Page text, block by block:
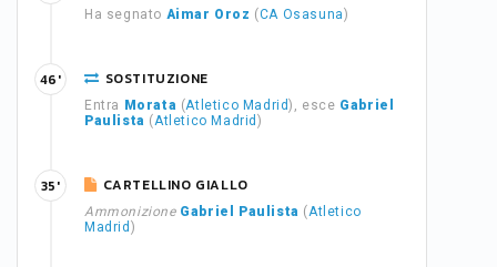
Ha segnato Aimar Oroz (CA Osasuna)
SOSTITUZIONE
Entra Morata (Atletico Madrid), esce Gabriel
Paulista (Atletico Madrid)
46'
CARTELLINO GIALLO
Ammonizione Gabriel Paulista (Atletico
Madrid )
35'